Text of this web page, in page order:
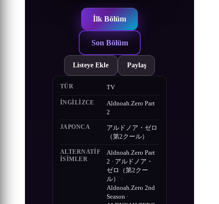
İlk Bölüm
Son Bölüm
Listeye Ekle Paylaş
TÜR TV
İNGILIZCE
Aldnoah.Zero Part
2
JAPONCA
アルドノア・ゼロ
（第2クール）
ALTERNATIF
ISIMLER
Aldnoah.Zero Part
2 · アルドノア・
ゼロ（第2クー
ル） ·
Aldnoah.Zero 2nd
Season ·